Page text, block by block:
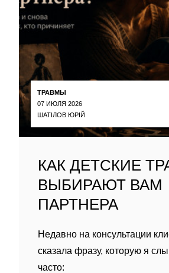
ТРАВМЫ
07 ИЮЛЯ 2026
ШАТІЛОВ ЮРІЙ
КАК ДЕТСКИЕ
ВЫБИРАЮТ ВАМ
ПАРТНЕРА
Недавно на консультации
сказала фразу, которую я
часто: